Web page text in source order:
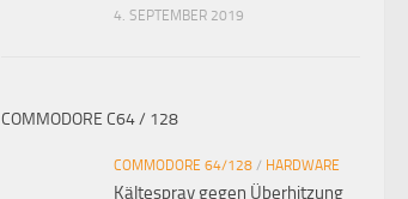
4. SEPTEMBER 2019
COMMODORE C64 / 128
COMMODORE 64/128 / HARDWARE
Kältespray gegen Überhitzung